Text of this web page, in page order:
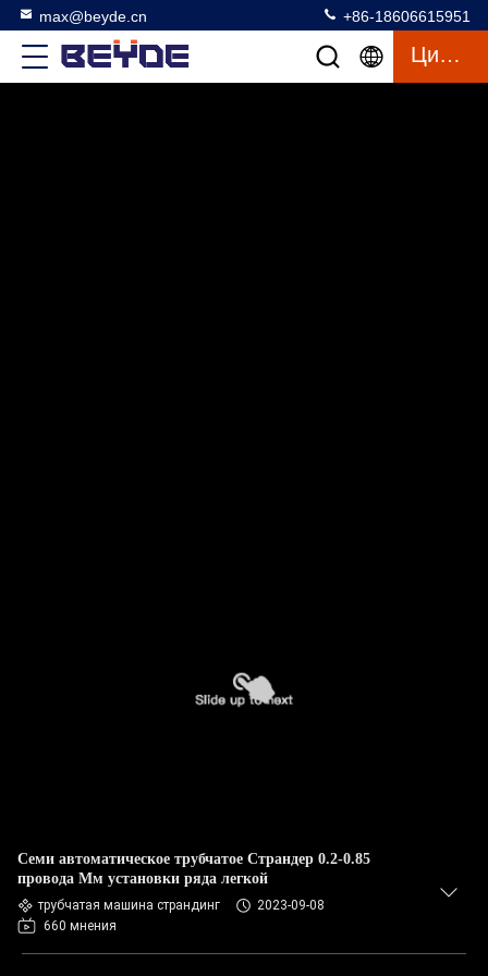
max@beyde.cn +86-18606615951
Цитата
Семи автоматическое трубчатое Страндер 0.2-0.85
провода Мм установки ряда легкой
трубчатая машина страндинг
2023-09-08
660 мнения